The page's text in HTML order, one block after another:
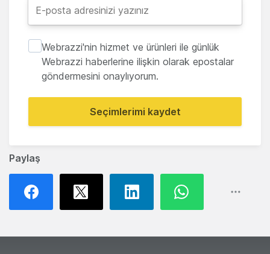
Paylaş
Webrazzi'nin hizmet ve ürünleri ile günlük
Webrazzi haberlerine ilişkin olarak epostalar
göndermesini onaylıyorum.
Seçimlerimi kaydet